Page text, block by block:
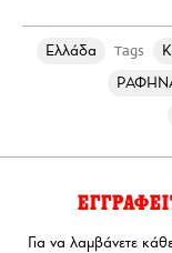
Ελλάδα Tags
Για να λαμβάνετε